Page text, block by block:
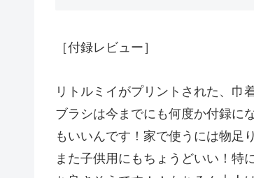
［付録レビュー］
リトルミイがプリントされた、巾
ブラシは今までにも何度か付録に
もいいんです！家で使うには物足
また子供用にもちょうどいい！特